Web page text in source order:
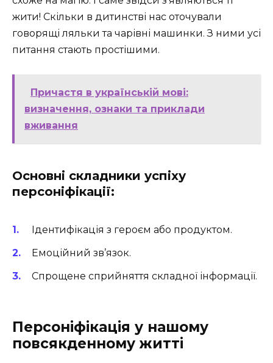
жити! Скільки в дитинстві нас оточували
говорящі ляльки та чарівні машинки. З ними усі
питання стають простішими.
Причастя в українській мові:
визначення, ознаки та приклади
вживання
Основні складники успіху
персоніфікації:
Ідентифікація з героєм або продуктом.
Емоційний зв’язок.
Спрощене сприйняття складної інформації.
Персоніфікація у нашому
повсякденному житті